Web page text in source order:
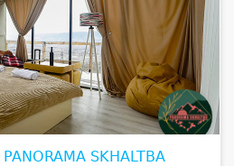
SKHALTBA